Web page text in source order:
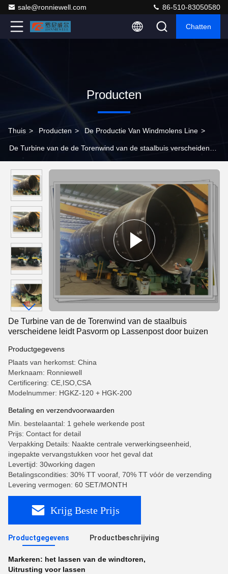
sale@ronniewell.com 86-510-83050580
Chatten
Producten
Thuis > Producten > De Productie Van Windmolens Line >
De Turbine van de de Torenwind van de staalbuis verscheidene
De Turbine van de de Torenwind van de staalbuis
verscheidene leidt Pasvorm op Lassenpost door buizen
Productgegevens
Plaats van herkomst: China
Merknaam: Ronniewell
Certificering: CE,ISO,CSA
Modelnummer: HGKZ-120 + HGK-200
Betaling en verzendvoorwaarden
Min. bestelaantal: 1 gehele werkende post
Prijs: Contact for detail
Verpakking Details: Naakte centrale verwerkingseenheid,
ingepakte vervangstukken voor het geval dat
Levertijd: 30working dagen
Betalingscondities: 30% TT vooraf, 70% TT vóór de verzending
Levering vermogen: 60 SET/MONTH
Krijg Beste Prijs
Productgegevens Productbeschrijving
Markeren: het lassen van de windtoren,
Uitrusting voor lassen